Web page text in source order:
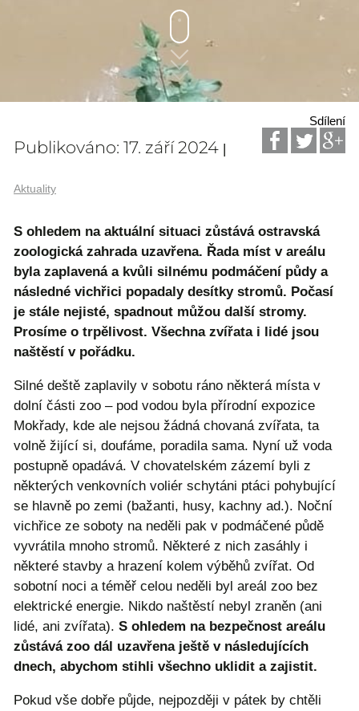
Sdílení
Publikováno: 17. září 2024 |
Aktuality
S ohledem na aktuální situaci zůstává ostravská
zoologická zahrada uzavřena. Řada míst v areálu
byla zaplavená a kvůli silnému podmáčení půdy a
následné vichřici popadaly desítky stromů. Počasí
je stále nejisté, spadnout můžou další stromy.
Prosíme o trpělivost. Všechna zvířata i lidé jsou
naštěstí v pořádku.
Silné deště zaplavily v sobotu ráno některá místa v
dolní části zoo – pod vodou byla přírodní expozice
Mokřady, kde ale nejsou žádná chovaná zvířata, ta
volně žijící si, doufáme, poradila sama. Nyní už voda
postupně opadává. V chovatelském zázemí byli z
některých venkovních voliér schytáni ptáci pohybující
se hlavně po zemi (bažanti, husy, kachny ad.). Noční
vichřice ze soboty na neděli pak v podmáčené půdě
vyvrátila mnoho stromů. Některé z nich zasáhly i
některé stavby a hrazení kolem výběhů zvířat. Od
sobotní noci a téměř celou neděli byl areál zoo bez
elektrické energie. Nikdo naštěstí nebyl zraněn (ani
lidé, ani zvířata). S ohledem na bezpečnost areálu
zůstává zoo dál uzavřena ještě v následujících
dnech, abychom stihli všechno uklidit a zajistit.
Pokud vše dobře půjde, nejpozději v pátek by chtěli